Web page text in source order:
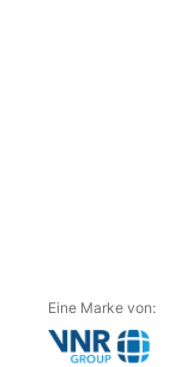
Eine Marke von: